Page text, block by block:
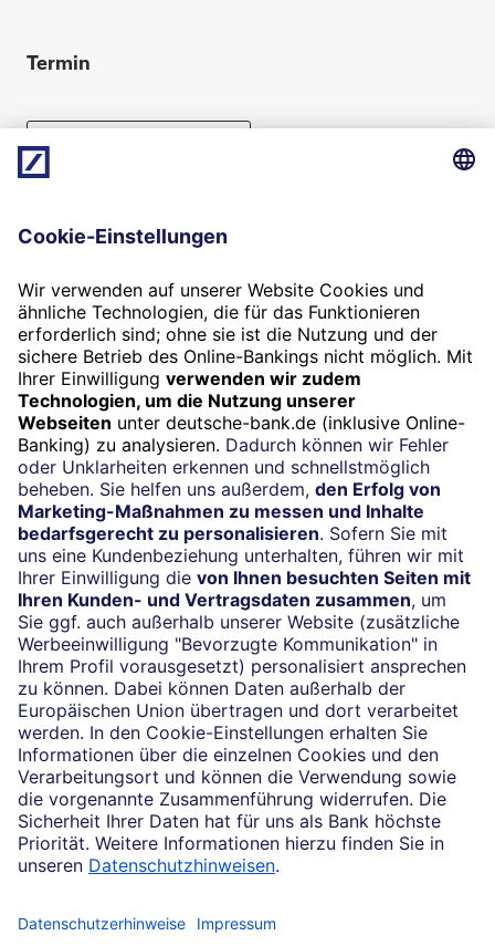
Termin
Folgen Sie uns
Widerruf
Vertrag widerrufen
Impressum
Konditionen und Preise
Rechtliche Hinweise
Datenschutz
Barrierefreiheit
Cookie-Einstellungen
Sicherheit und Technik
Notfallnummern